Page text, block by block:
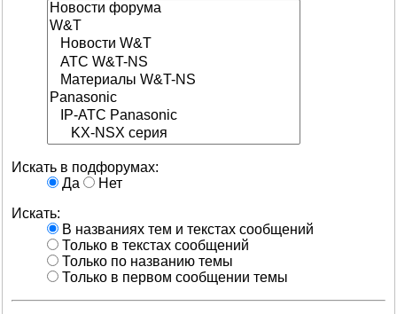
Искать в подфорумах:
Да
Нет
Искать:
В названиях тем и текстах сообщений
Только в текстах сообщений
Только по названию темы
Только в первом сообщении темы